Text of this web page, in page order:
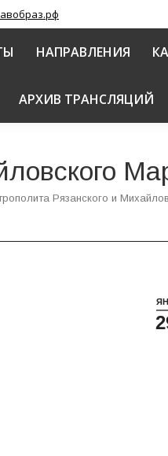
НАПРАВЛЕНИЯ
АРХИВ ТРАНСЛЯЦИЙ
Рязанского и